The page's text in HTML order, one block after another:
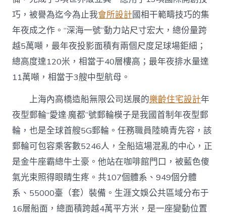
巧，被譽為迄今為止我會所設計國相干範疇技巧的集
年夜成之作。“深海一號”動力站尺寸宏大，總份量跨
越5萬噸，最年夜投影面積有兩個尺度足球場鉅細；
總高度達120米，相當于40層樓高；最年夜排水量達
11萬噸，相當于3艘中型航母。
上海內高橋造船無限公司送展的樂齡住宅設計年
夜型郵輪“愛達·魔都”號郵輪模子是我國首制年夜型郵
輪，也是全球首艘5G郵輪。任務職員陸曉青先容，該
郵輪可包容乘客數5246人，全船這場混亂的中心，正
是金牛座霸總牛土豪。他站在咖啡館門口，被藍色傻
氣光束照得眼睛生疼。共107個體系、949個分體
系、55000臺（套）裝備。生涯文娛公共區域分布于
16層船面，總面積跨越4萬平方米，是一座變動位置